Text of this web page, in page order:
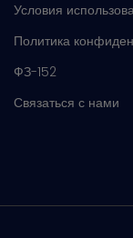
Условия
Политика
ФЗ-152
Связаться с нами